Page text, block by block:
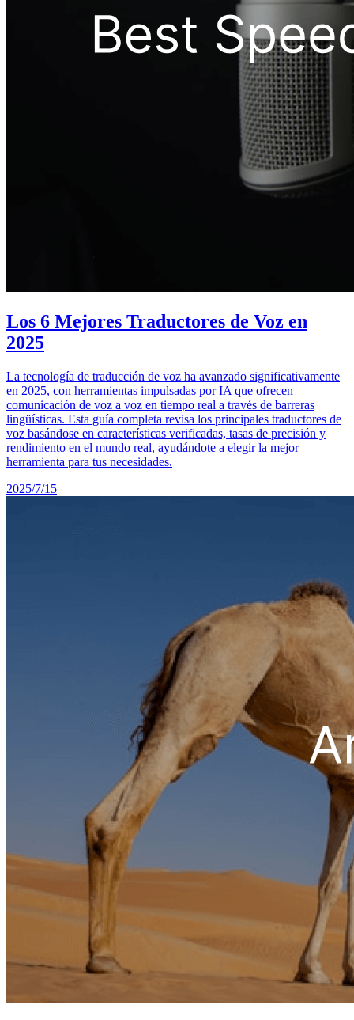
Los 6 Mejores Traductores de Voz en
2025
La tecnología de traducción de voz ha avanzado significativamente
en 2025, con herramientas impulsadas por IA que ofrecen
comunicación de voz a voz en tiempo real a través de barreras
lingüísticas. Esta guía completa revisa los principales traductores de
voz basándose en características verificadas, tasas de precisión y
rendimiento en el mundo real, ayudándote a elegir la mejor
herramienta para tus necesidades.
2025/7/15